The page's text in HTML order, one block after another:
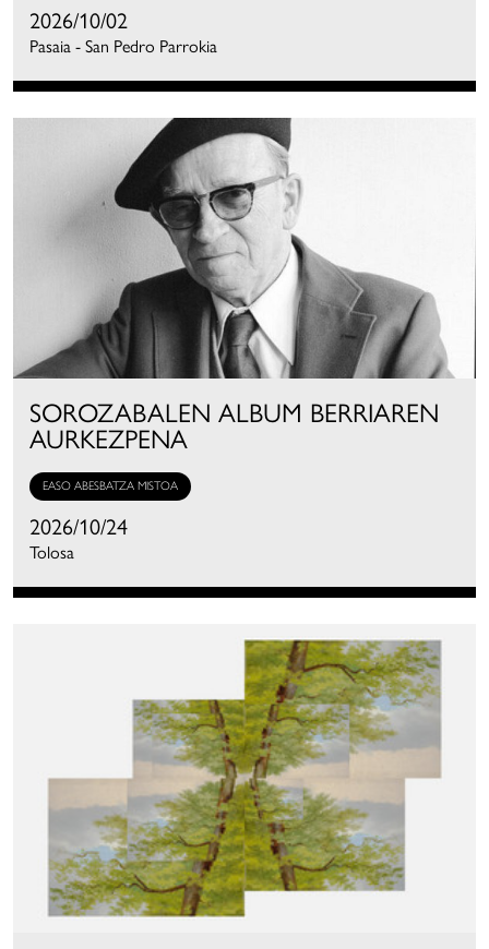
2026/10/02
Pasaia - San Pedro Parrokia
SOROZABALEN ALBUM BERRIAREN
AURKEZPENA
EASO ABESBATZA MISTOA
2026/10/24
Tolosa